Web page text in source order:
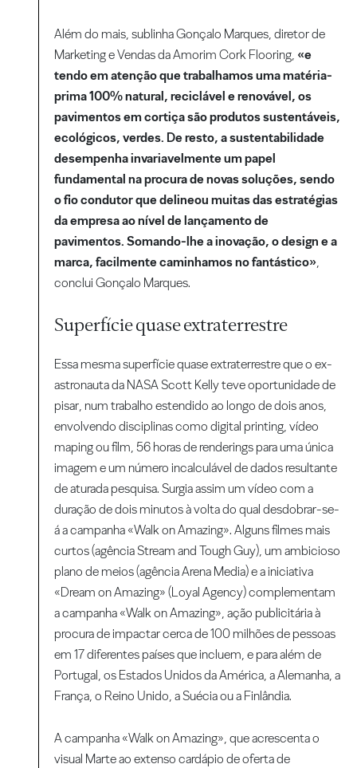
Além do mais, sublinha Gonçalo Marques, diretor de
Marketing e Vendas da Amorim Cork Flooring, «e
tendo em atenção que trabalhamos uma matéria-
prima 100% natural, reciclável e renovável, os
pavimentos em cortiça são produtos sustentáveis,
ecológicos, verdes. De resto, a sustentabilidade
desempenha invariavelmente um papel
fundamental na procura de novas soluções, sendo
o fio condutor que delineou muitas das estratégias
da empresa ao nível de lançamento de
pavimentos. Somando-lhe a inovação, o design e a
marca, facilmente caminhamos no fantástico»,
conclui Gonçalo Marques.
Superfície quase extraterrestre
Essa mesma superfície quase extraterrestre que o ex-
astronauta da NASA Scott Kelly teve oportunidade de
pisar, num trabalho estendido ao longo de dois anos,
envolvendo disciplinas como digital printing, vídeo
maping ou film, 56 horas de renderings para uma única
imagem e um número incalculável de dados resultante
de aturada pesquisa. Surgia assim um vídeo com a
duração de dois minutos à volta do qual desdobrar-se-
á a campanha «Walk on Amazing». Alguns filmes mais
curtos (agência Stream and Tough Guy), um ambicioso
plano de meios (agência Arena Media) e a iniciativa
«Dream on Amazing» (Loyal Agency) complementam
a campanha «Walk on Amazing», ação publicitária à
procura de impactar cerca de 100 milhões de pessoas
em 17 diferentes países que incluem, e para além de
Portugal, os Estados Unidos da América, a Alemanha, a
França, o Reino Unido, a Suécia ou a Finlândia.
A campanha «Walk on Amazing», que acrescenta o
visual Marte ao extenso cardápio de oferta de